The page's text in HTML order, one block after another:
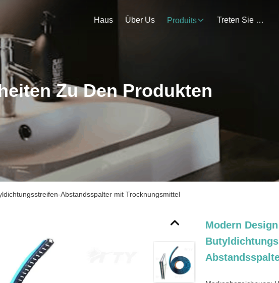
Haus Über Us Produits Treten Sie Mit Uns In Verbindung
Zu Den Produkten
Abstandsspalter mit Trocknungsmittel
Modern